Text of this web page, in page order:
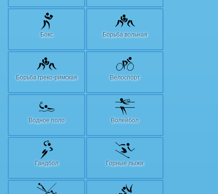
Бокс Борьба вольная
Борьба греко-римская Велоспорт
Водное поло Волейбол
Гандбол Горные лыжи